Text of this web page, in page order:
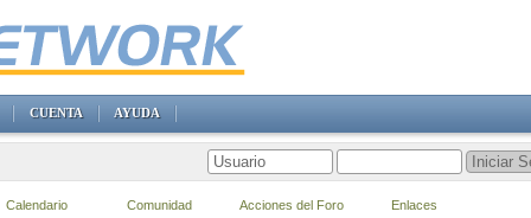
CUENTA AYUDA
Calendario Comunidad Acciones del Foro Enlaces